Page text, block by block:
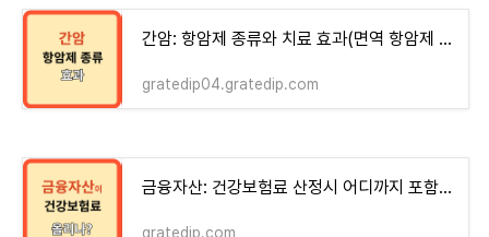
간암: 항암제 종류와 치료 효과(면역 항암제 시대로!)
gratedip04.gratedip.com
금융자산: 건강보험료 산정시 어디까지 포함되나?
gratedip.com